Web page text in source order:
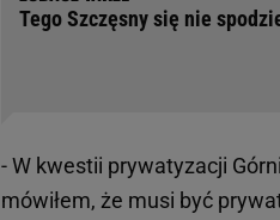
Tego Szczęsny się nie
- W kwestii prywatyzacji
mówiłem, że musi być